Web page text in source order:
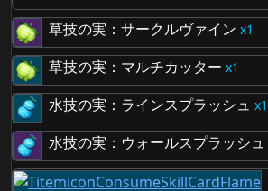
草技の実：サークルヴァイン
1
草技の実：マルチカッター
1
水技の実：ラインスプラッシュ
1
水技の実：ウォールスプラッシュ